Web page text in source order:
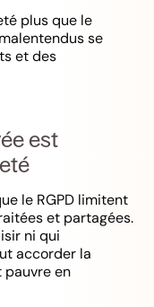
plus que le
se
et des
est
le RGPD limitent
et partagées.
ni qui
accorder la
en